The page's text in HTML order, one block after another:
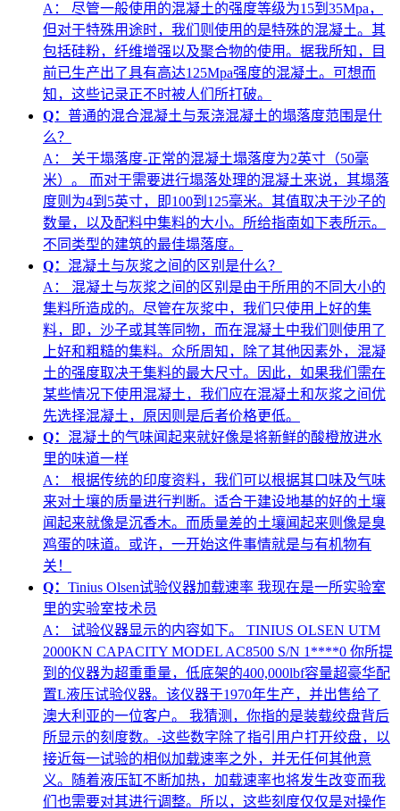
A：
尽管一般使用的混凝土的强度等级为15到35Mpa，
但对于特殊用途时，我们则使用的是特殊的混凝土。其
包括硅粉，纤维增强以及聚合物的使用。据我所知，目
前已生产出了具有高达125Mpa强度的混凝土。可想而
知，这些记录正不时被人们所打破。
Q： 普通的混合混凝土与泵浇混凝土的塌落度范围是什
么？
A：
关于塌落度-正常的混凝土塌落度为2英寸（50毫
米）。 而对于需要进行塌落处理的混凝土来说，其塌落
度则为4到5英寸，即100到125毫米。其值取决于沙子的
数量，以及配料中集料的大小。所给指南如下表所示。
不同类型的建筑的最佳塌落度。
Q： 混凝土与灰浆之间的区别是什么？
A：
混凝土与灰浆之间的区别是由于所用的不同大小的
集料所造成的。尽管在灰浆中，我们只使用上好的集
料，即，沙子或其等同物，而在混凝土中我们则使用了
上好和粗糙的集料。众所周知，除了其他因素外，混凝
土的强度取决于集料的最大尺寸。因此，如果我们需在
某些情况下使用混凝土，我们应在混凝土和灰浆之间优
先选择混凝土，原因则是后者价格更低。
Q： 混凝土的气味闻起来就好像是将新鲜的酸橙放进水
里的味道一样
A：
根据传统的印度资料，我们可以根据其口味及气味
来对土壤的质量进行判断。适合于建设地基的好的土壤
闻起来就像是沉香木。而质量差的土壤闻起来则像是臭
鸡蛋的味道。或许，一开始这件事情就是与有机物有
关！
Q： Tinius Olsen试验仪器加载速率 我现在是一所实验室
里的实验室技术员
A：
试验仪器显示的内容如下。 TINIUS OLSEN UTM
2000KN CAPACITY MODEL AC8500 S/N 1****0 你所提
到的仪器为超重重量，低底架的400,000lbf容量超豪华配
置L液压试验仪器。该仪器于1970年生产，并出售给了
澳大利亚的一位客户。 我猜测，你指的是装载绞盘背后
所显示的刻度数。-这些数字除了指引用户打开绞盘，以
接近每一试验的相似加载速率之外，并无任何其他意
义。随着液压缸不断加热，加载速率也将发生改变而我
们也需要对其进行调整。所以，这些刻度仅仅是对操作